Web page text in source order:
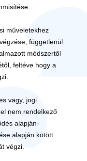
műveletekhez
függetlenül
módszertől
feltéve hogy a
vagy, jogi
nem rendelkező
alapján-
alapján kötött
végzi.